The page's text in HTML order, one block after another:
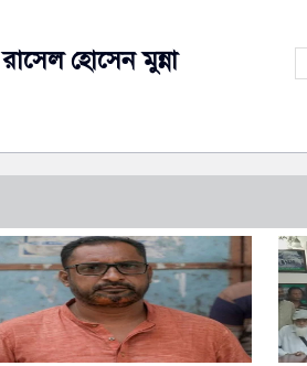
রাসেল হোসেন মুন্না